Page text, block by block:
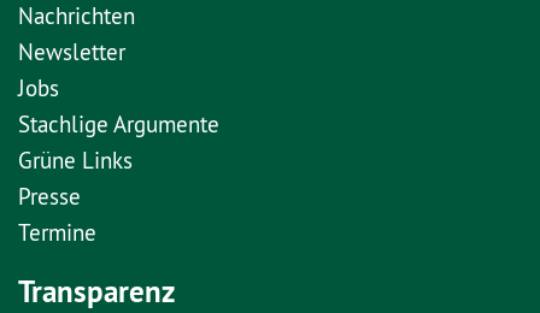
Nachrichten
Newsletter
Jobs
Stachlige Argumente
Grüne Links
Presse
Termine
Transparenz